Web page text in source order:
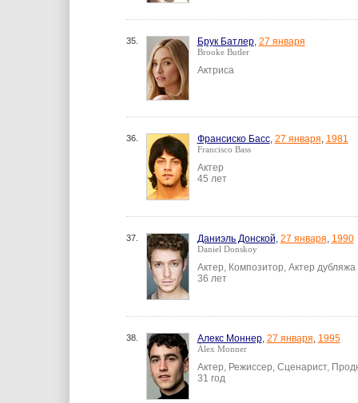
35. Брук Батлер, 27 января
Brooke Butler
Актриса
36. Франсиско Басс, 27 января, 1981
Francisco Bass
Актер
45 лет
37. Даниэль Донской, 27 января, 1990
Daniel Donskoy
Актер, Композитор, Актер дубляжа
36 лет
38. Алекс Моннер, 27 января, 1995
Àlex Monner
Актер, Режиссер, Сценарист,
31 год